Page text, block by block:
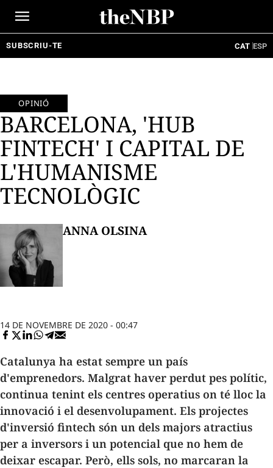
SUBSCRIU-TE CAT ESP
OPINIÓ
BARCELONA, 'HUB
FINTECH' I CAPITAL DE
L'HUMANISME
TECNOLÒGIC
ANNA OLSINA
14 DE NOVEMBRE DE 2020 - 00:47
Catalunya ha estat sempre un país
d'emprenedors. Malgrat haver perdut pes polític,
continua tenint els centres operatius on té lloc la
innovació i el desenvolupament. Els projectes
d'inversió fintech són un dels majors atractius
per a inversors i un potencial que no hem de
deixar escapar. Però, ells sols, no marcaran la